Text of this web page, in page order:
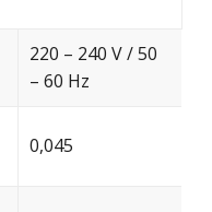
220 – 240 V / 50
– 60 Hz
0,045